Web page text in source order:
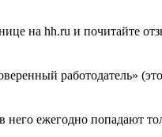
на hh.ru и почитайте
работодатель»
него ежегодно попадают